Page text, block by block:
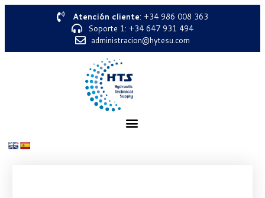
Atención cliente: +34 986 008 363
Soporte 1: +34 647 931 494
administracion@hytesu.com